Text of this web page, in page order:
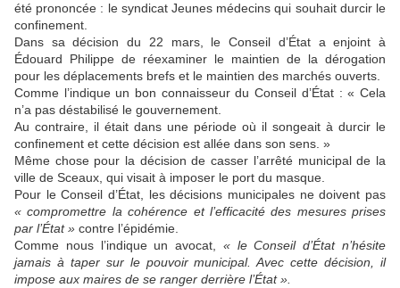
été prononcée : le syndicat Jeunes médecins qui souhait durcir le
confinement.
Dans sa décision du 22 mars, le Conseil d’État a enjoint à
Édouard Philippe de réexaminer le maintien de la dérogation
pour les déplacements brefs et le maintien des marchés ouverts.
Comme l’indique un bon connaisseur du Conseil d’État : « Cela
n’a pas déstabilisé le gouvernement.
Au contraire, il était dans une période où il songeait à durcir le
confinement et cette décision est allée dans son sens. »
Même chose pour la décision de casser l’arrêté municipal de la
ville de Sceaux, qui visait à imposer le port du masque.
Pour le Conseil d’État, les décisions municipales ne doivent pas
«compromettre la cohérence et l’efficacité des mesures prises
par l’État » contre l’épidémie.
Comme nous l’indique un avocat, « leConseil d’Étatn’hésite
jamais à taper sur le pouvoir municipal.Avec cette décision, il
impose aux maires de se ranger derrière l’État».